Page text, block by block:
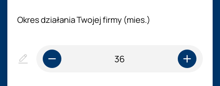
Okres działania Twojej firmy (mies.)